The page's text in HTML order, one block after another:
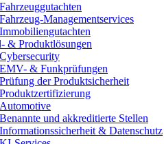
Fahrzeuggutachten
Fahrzeug-Managementservices
Immobiliengutachten
& Produktlösungen
Cybersecurity
EMV- & Funkprüfungen
Prüfung der Produktsicherheit
Produktzertifizierung
Automotive
Benannte und akkreditierte Stellen
Informationssicherheit & Datenschutz